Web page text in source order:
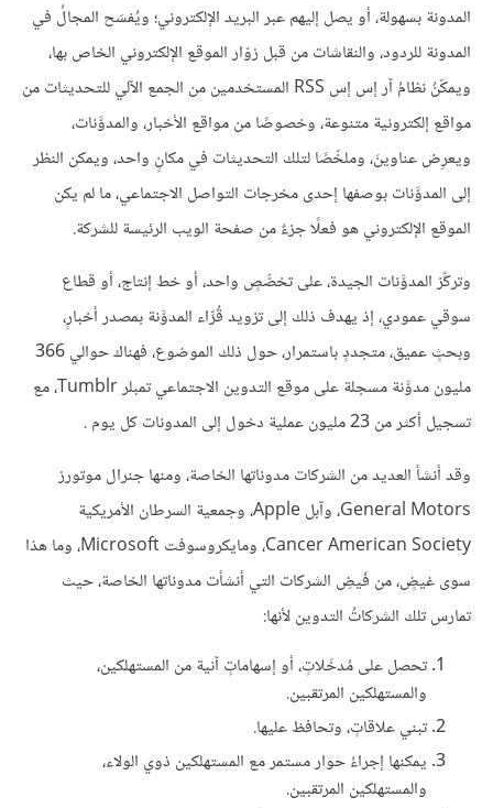
المدونة بسهولة، أو يصل إليهم عبر البريد الإلكتروني؛ ويُفسَح المجالُ في
المدونة للردود، والنقاشات من قبل زوّار الموقع الإلكتروني الخاص بها،
ويمكّنُ نظامُ آر إس إس RSS المستخدمين من الجمع الآلي للتحديثات من
مواقع إلكترونية متنوعة، وخصوصًا من مواقع الأخبار، والمدوَّنات،
ويعرِض عناوينَ، وملخّصًا لتلك التحديثات في مكانٍ واحد، ويمكن النظر
إلى المدوَّنات بوصفها إحدى مخرجات التواصل الاجتماعي، ما لم يكن
الموقع الإلكتروني هو فعلًا جزءٌ من صفحة الويب الرئيسة للشركة.
وتركِّز المدوَّنات الجيدة، على تخصُّصٍ واحد، أو خط إنتاج، أو قطاع
سوقي عمودي، إذ يهدف ذلك إلى تزويد قُرِّاء المدوَّنة بمصدر أخبارٍ،
وبحثٍ عميق، متجددٍ باستمرار، حول ذلك الموضوع، فهناك حوالي 366
مليون مدوَّنة مسجلة على موقع التدوين الاجتماعي تمبلر Tumblr، مع
تسجيل أكثر من 23 مليون عملية دخول إلى المدونات كل يوم .
وقد أنشأ العديد من الشركات مدوناتها الخاصة، ومنها جنرال موتورز
General Motors، وآبل Apple، وجمعية السرطان الأمريكية
Cancer American Society، ومايكروسوفت Microsoft، وما هذا
سوى غيضٍ، من فَيضِ الشركات التي أنشأت مدوناتها الخاصة، حيث
تمارس تلك الشركاتُ التدوين لأنها:
تحصل على مُدخَلاتٍ، أو إسهاماتٍ آنية من المستهلكين،
والمستهلكين المرتقبين.
تبني علاقاتٍ، وتحافظ عليها.
يمكنها إجراءُ حوار مستمر مع المستهلكين ذوي الولاء،
والمستهلكين المرتقبين.